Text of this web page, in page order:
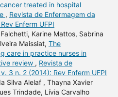
treated in hospital
, Revista de Enfermagem da
Enferm UFPI
Karine Mattos, Sabrina
Maissiat, The
care in practice nurses in
review , Revista de
3 n. 2 (2014): Rev Enferm UFPI
Silva Alelaf , Thayna Xavier
Trindade, Lívia Carvalho